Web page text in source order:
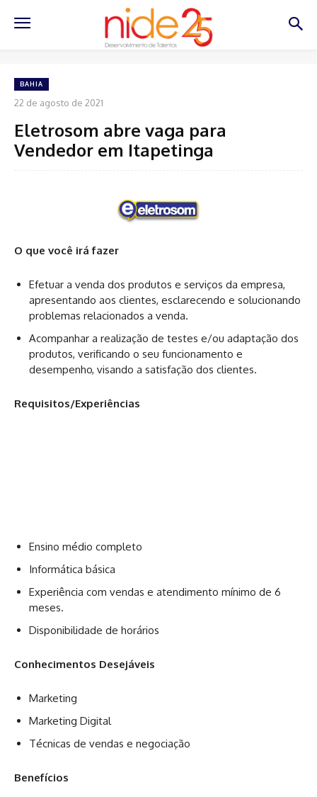
BAHIA
22 de agosto de 2021
Eletrosom abre vaga para
Vendedor em Itapetinga
O que você irá fazer
Efetuar a venda dos produtos e serviços da empresa,
apresentando aos clientes, esclarecendo e solucionando
problemas relacionados a venda.
Acompanhar a realização de testes e/ou adaptação dos
produtos, verificando o seu funcionamento e
desempenho, visando a satisfação dos clientes.
Requisitos/Experiências
Ensino médio completo
Informática básica
Experiência com vendas e atendimento mínimo de 6
meses.
Disponibilidade de horários
Conhecimentos Desejáveis
Marketing
Marketing Digital
Técnicas de vendas e negociação
Benefícios